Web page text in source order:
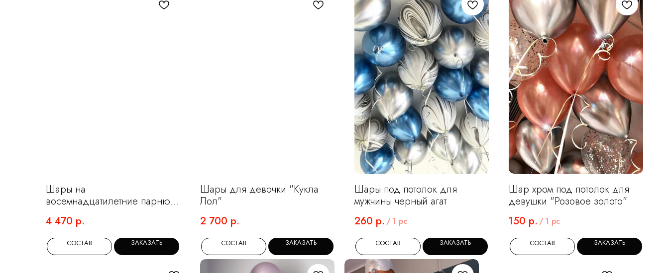
Шары на
восемнадцатилетние парню с
самолетом
4 470 р.
СОСТАВ ЗАКАЗАТЬ
Шары для девочки "Кукла
Лол"
2 700 р.
СОСТАВ ЗАКАЗАТЬ
Шары под потолок для
мужчины черный агат
260 р. /1 pc
СОСТАВ ЗАКАЗАТЬ
Шар хром под потолок для
девушки "Розовое золото"
150 р. /1 pc
СОСТАВ ЗАКАЗАТЬ